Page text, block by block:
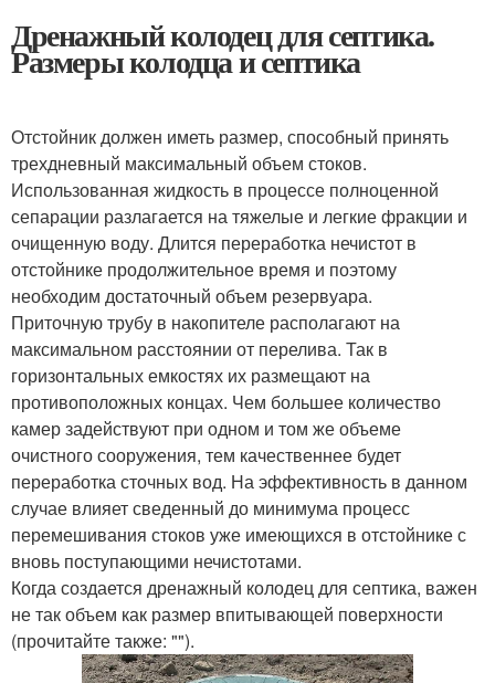
Дренажный колодец для септика.
Размеры колодца и септика
Отстойник должен иметь размер, способный принять
трехдневный максимальный объем стоков.
Использованная жидкость в процессе полноценной
сепарации разлагается на тяжелые и легкие фракции и
очищенную воду. Длится переработка нечистот в
отстойнике продолжительное время и поэтому
необходим достаточный объем резервуара.
Приточную трубу в накопителе располагают на
максимальном расстоянии от перелива. Так в
горизонтальных емкостях их размещают на
противоположных концах. Чем большее количество
камер задействуют при одном и том же объеме
очистного сооружения, тем качественнее будет
переработка сточных вод. На эффективность в данном
случае влияет сведенный до минимума процесс
перемешивания стоков уже имеющихся в отстойнике с
вновь поступающими нечистотами.
Когда создается дренажный колодец для септика, важен
не так объем как размер впитывающей поверхности
(прочитайте также: "").